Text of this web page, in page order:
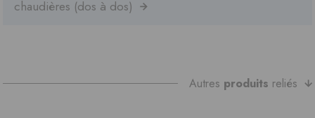
chaudières (dos à dos)
Autres produits reliés